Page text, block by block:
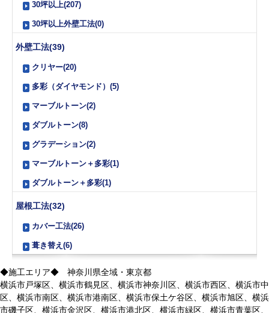
30坪以上(207)
30坪以上外壁工法(0)
外壁工法(39)
クリヤー(20)
多彩（ダイヤモンド）(5)
マーブルトーン(2)
ダブルトーン(8)
グラデーション(2)
マーブルトーン＋多彩(1)
ダブルトーン＋多彩(1)
屋根工法(32)
カバー工法(26)
葺き替え(6)
◆施工エリア◆ 神奈川県全域・東京都
横浜市戸塚区、横浜市鶴見区、横浜市神奈川区、横浜市西区、横浜市中
区、横浜市南区、横浜市港南区、横浜市保土ケ谷区、横浜市旭区、横浜
市磯子区、横浜市金沢区、横浜市港北区、横浜市緑区、横浜市青葉区、